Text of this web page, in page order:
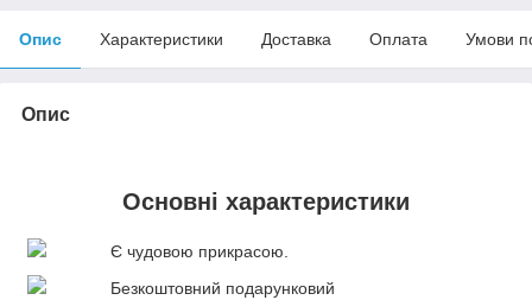
Опис Характеристики Доставка Оплата Умови
Опис
Основні характеристики
Є чудовою прикрасою.
Безкоштовний подарунковий